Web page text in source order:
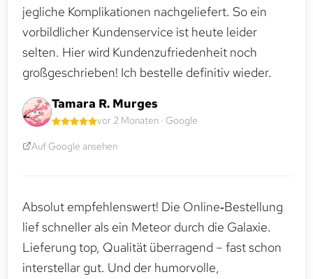
jegliche Komplikationen nachgeliefert. So ein
vorbildlicher Kundenservice ist heute leider
selten. Hier wird Kundenzufriedenheit noch
großgeschrieben! Ich bestelle definitiv wieder.
Tamara R. Murges
vor 2 Monaten · Google
Auf Google ansehen
Absolut empfehlenswert! Die Online‑Bestellung
lief schneller als ein Meteor durch die Galaxie.
Lieferung top, Qualität überragend – fast schon
interstellar gut. Und der humorvolle,